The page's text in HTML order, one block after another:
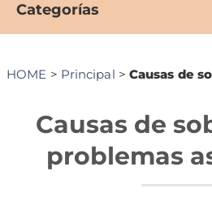
Categorías
HOME > Principal > Causas de
Causas de
problemas